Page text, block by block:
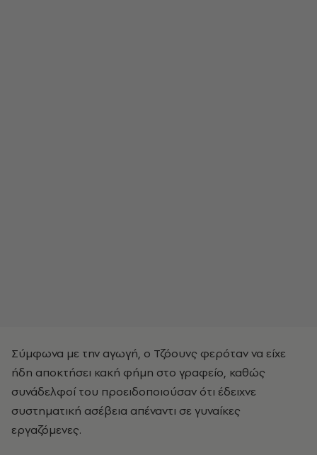
Σύμφωνα με την αγωγή, ο Τζόουνς φερόταν να είχε
ήδη αποκτήσει κακή φήμη στο γραφείο, καθώς
συνάδελφοί του προειδοποιούσαν ότι έδειχνε
συστηματική ασέβεια απέναντι σε γυναίκες
εργαζόμενες.